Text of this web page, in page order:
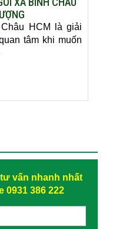
HCM là giải
tâm khi muốn
vấn nhanh nhất
0931 386 222